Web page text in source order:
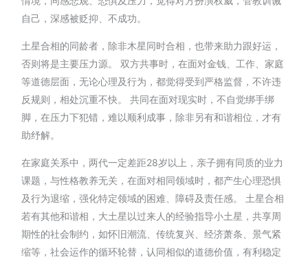
自己，深感被贬抑、不成功。
土星合相的同龄者，除非木星同时合相，也带来助力跟好运，
否则将是主要压力源。 双方共事时，在面对金钱、工作、家庭
等道德层面，无论心理及行为，都觉得受到严格监督，不许违
反规则，相处沉重不快。 共同在面对现实时，不自觉绑手绑
脚，在压力下犯错，难以顺利成事，除非另有和谐相位，才有
助纾解。
在家庭关系中，两代一定差距28岁以上，亲子拥有同质的业力
课题，与性格教养无关，在面对相同领域时，都产生心理恐惧
及行为退缩，强化特定领域的困难、障碍及责任感。 土星合相
若有其他和谐相，大土星以过来人的经验指导小土星，共享周
期性的社会制约，如怀旧潮流、传统复兴、经济萧条、景气紧
缩等，社会运作的循环轮替，认同相似的道德价值，有利稳定